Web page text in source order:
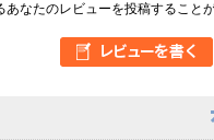
あなたのレビューを投稿することが